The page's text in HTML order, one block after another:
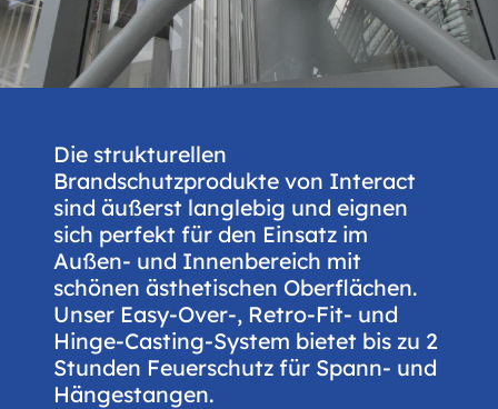
Die strukturellen
Brandschutzprodukte von Interact
sind äußerst langlebig und eignen
sich perfekt für den Einsatz im
Außen- und Innenbereich mit
schönen ästhetischen Oberflächen.
Unser Easy-Over-, Retro-Fit- und
Hinge-Casting-System bietet bis zu 2
Stunden Feuerschutz für Spann- und
Hängestangen.